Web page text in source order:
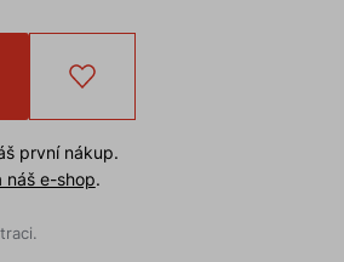
první nákup.
náš e-shop.